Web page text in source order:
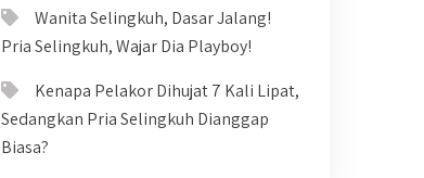
Wanita Selingkuh, Dasar Jalang!
Pria Selingkuh, Wajar Dia Playboy!
Kenapa Pelakor Dihujat 7 Kali Lipat,
Sedangkan Pria Selingkuh Dianggap
Biasa?